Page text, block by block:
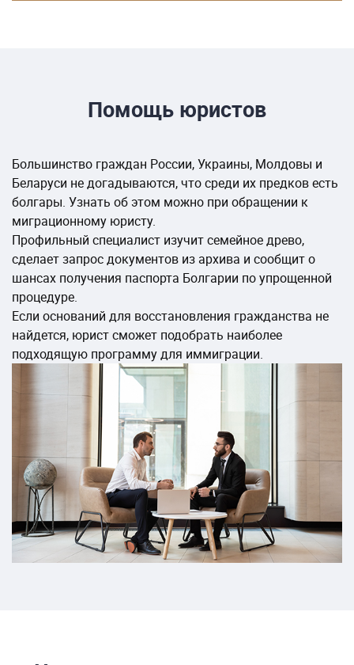
Помощь юристов
Большинство граждан России, Украины, Молдовы и
Беларуси не догадываются, что среди их предков есть
болгары. Узнать об этом можно при обращении к
миграционному юристу.
Профильный специалист изучит семейное древо,
сделает запрос документов из архива и сообщит о
шансах получения паспорта Болгарии по упрощенной
процедуре.
Если оснований для восстановления гражданства не
найдется, юрист сможет подобрать наиболее
подходящую программу для иммиграции.